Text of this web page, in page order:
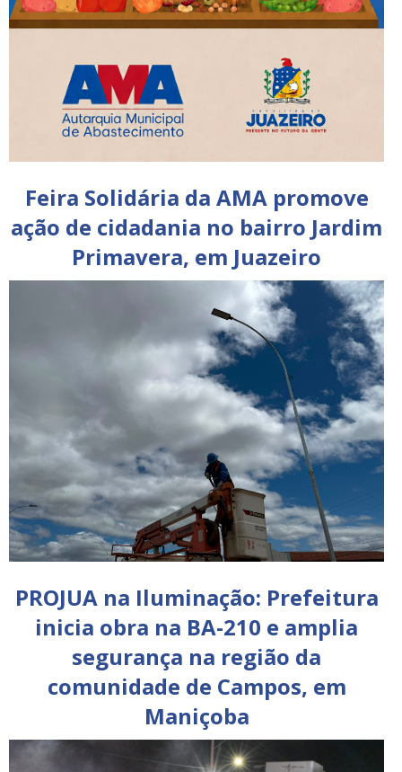
Feira Solidária da AMA promove
ação de cidadania no bairro Jardim
Primavera, em Juazeiro
PROJUA na Iluminação: Prefeitura
inicia obra na BA-210 e amplia
segurança na região da
comunidade de Campos, em
Maniçoba